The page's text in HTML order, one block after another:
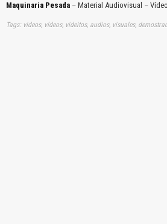
Maquinaria Pesada – Material Audiovisual –